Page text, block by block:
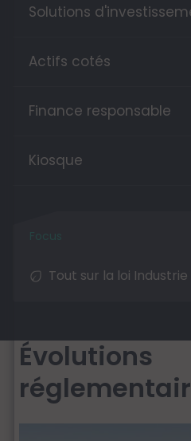
Solutions
Actifs cotés
Finance responsable
Kiosque
Tout sur la loi
Évolutions